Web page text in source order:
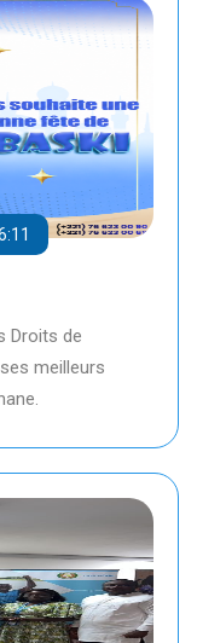
Droits de
meilleurs